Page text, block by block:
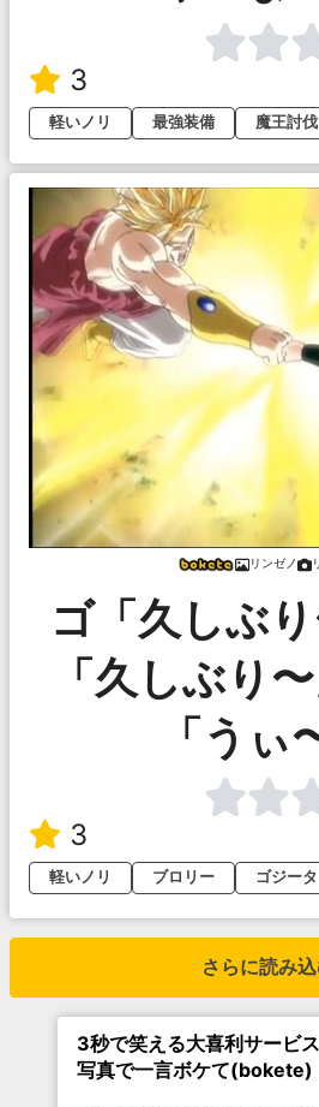
3
軽いノリ
最強装備 魔王討伐
リンゼノ
ゴ「久しぶ
「久しぶり
「うぃ
3
軽いノリ
ブロリー ゴジータ
さらに読み
3秒で笑える大喜利サービス
写真で一言ボケて(bokete)